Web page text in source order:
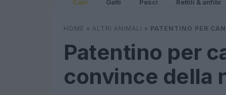
Cani Gatti Pesci Rettili & anfibi
HOME » ALTRI ANIMALI » PATENTINO PER
Patentino per
convince della